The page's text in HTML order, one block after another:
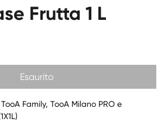
Frutta 1 L
Esaurito
Family, TooA Milano PRO e